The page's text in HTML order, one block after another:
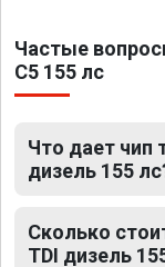
Частые
C5 155 лс
Что дает чип
дизель 155
Сколько
TDI дизель